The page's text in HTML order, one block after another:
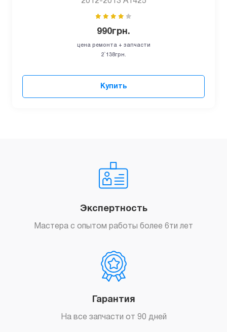
990грн.
цена ремонта + запчасти
2`138грн.
Купить
Экспертность
Мастера с опытом работы более 6ти лет
Гарантия
На все запчасти от 90 дней